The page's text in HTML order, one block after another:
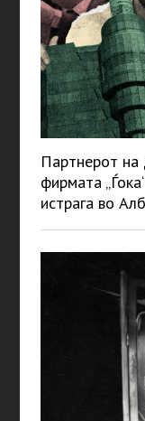
Партнерот на
фирмата
истрага во